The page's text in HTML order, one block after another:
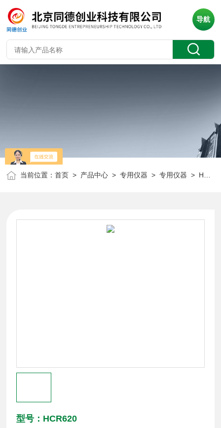
导航
当前位置：首页 > 产品中心 >专用仪器 >专用仪器 > HCR620铝质热交换器表面腐蚀速测仪
型号：HCR620